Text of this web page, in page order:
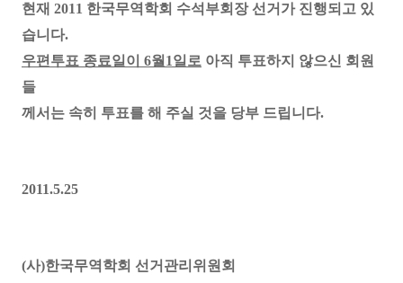
현재 2011 한국무역학회 수석부회장 선거가 진행되고 있
습니다.
우편투표 종료일이 6월1일로 아직 투표하지 않으신 회원
들
께서는 속히 투표를 해 주실 것을 당부 드립니다.
2011.5.25
(사)한국무역학회 선거관리위원회